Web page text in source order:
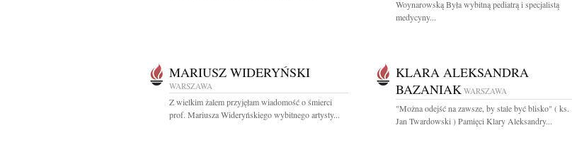
Woynarowską Była wybitną pediatrą i specjalistą
medycyny...
MARIUSZ WIDERYŃSKI
WARSZAWA
Z wielkim żalem przyjęłam wiadomość o śmierci
prof. Mariusza Wideryńskiego wybitnego artysty...
KLARA ALEKSANDRA
BAZANIAK WARSZAWA
"Można odejść na zawsze, by stale być blisko" ( ks.
Jan Twardowski ) Pamięci Klary Aleksandry...